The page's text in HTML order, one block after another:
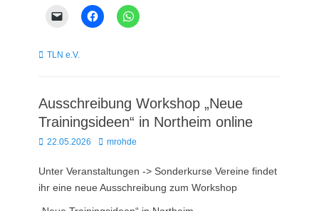
Kategorien
TLN e.V.
Ausschreibung Workshop „Neue
Trainingsideen“ in Northeim online
Posted
22.05.2026 Autor
mrohde
Unter Veranstaltungen -> Sonderkurse Vereine findet
ihr eine neue Ausschreibung zum Workshop